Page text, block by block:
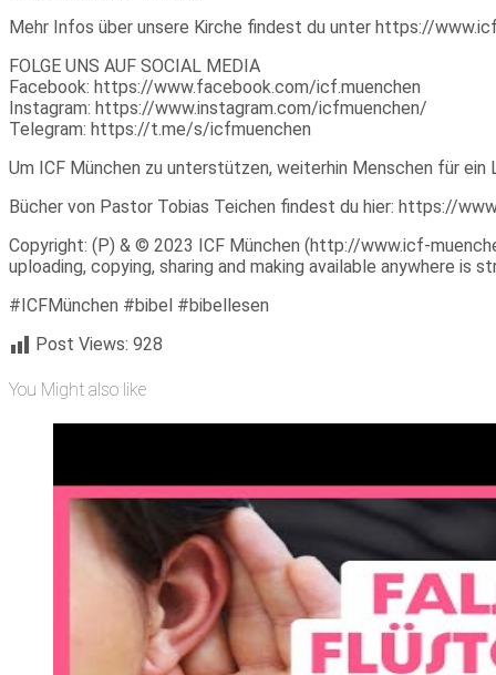
Mehr Infos über unsere Kirche findest du unter https://
FOLGE UNS AUF SOCIAL MEDIA
Facebook: https://www.facebook.com/icf.muenchen
Instagram: https://www.instagram.com/icfmuenchen/
Telegram: https://t.me/s/icfmuenchen
Um ICF München zu unterstützen, weiterhin Menschen für
Bücher von Pastor Tobias Teichen findest du hier: https://
Copyright: (P) & © 2023 ICF München (http://www.icf-
uploading, copying, sharing and making available anywhere is
#ICFMünchen #bibel #bibellesen
Post Views: 928
You Might also like